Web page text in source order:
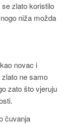
zlato koristilo
niža možda
novac i
ne samo
zato što vjeruju
čuvanja